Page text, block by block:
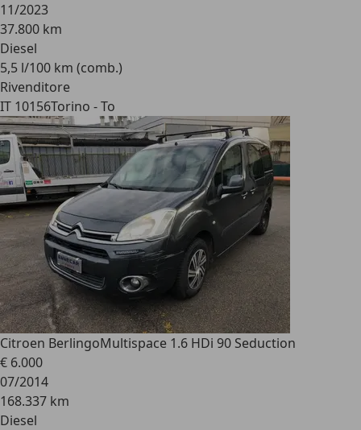
11/2023
37.800 km
Diesel
5,5 l/100 km (comb.)
Rivenditore
IT 10156Torino - To
Citroen BerlingoMultispace 1.6 HDi 90 Seduction
€ 6.000
07/2014
168.337 km
Diesel